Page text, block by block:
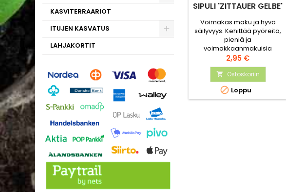
KASVITERRAARIOT
ITUJEN KASVATUS
LAHJAKORTIT
SIPULI 'ZITTAUER GELBE'
Voimakas maku ja hyvä
säilyvyys. Kehittää pyöreitä,
pieniä ja
voimakkaanmakuisia
sipuleita. Ohutkuorinen.
Kestää varastointia.
Hinta
2,95 €
 Ostoskoriin
 Loppu